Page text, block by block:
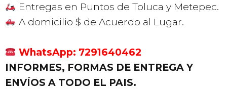
Entregas en Puntos de Toluca y Metepec.
A domicilio $ de Acuerdo al Lugar.
WhatsApp: 7291640462
INFORMES, FORMAS DE ENTREGA Y
ENVÍOS A TODO EL PAIS.